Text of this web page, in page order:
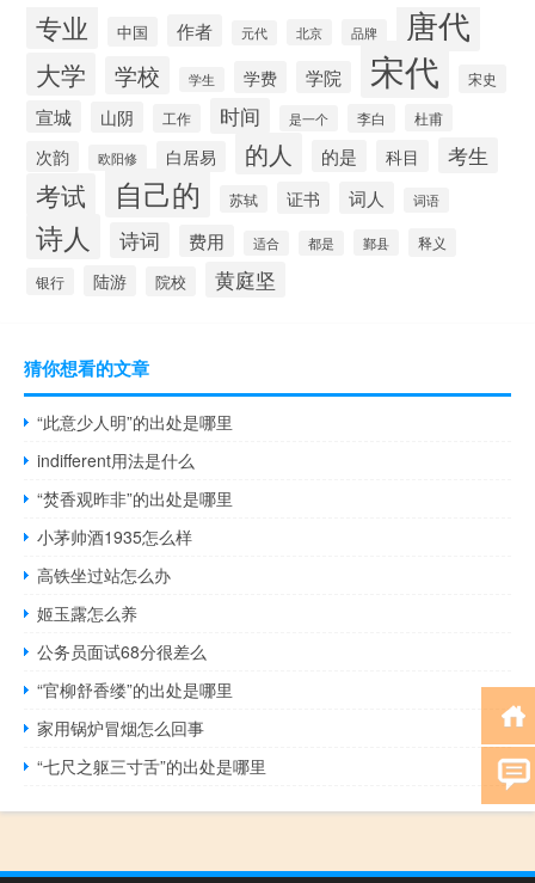
专业 中国 作者 元代 北京 品牌 唐代
大学 学校 学生 学费 学院 宋代 宋史
宣城 山阴 工作 时间 是一个 李白 杜甫
次韵 欧阳修 白居易 的人 的是 科目 考生
考试 自己的 苏轼 证书 词人 词语
诗人 诗词 费用 适合 都是 鄞县 释义
银行 陆游 院校 黄庭坚
猜你想看的文章
“此意少人明”的出处是哪里
indifferent用法是什么
“焚香观昨非”的出处是哪里
小茅帅酒1935怎么样
高铁坐过站怎么办
姬玉露怎么养
公务员面试68分很差么
“官柳舒香缕”的出处是哪里
家用锅炉冒烟怎么回事
“七尺之躯三寸舌”的出处是哪里